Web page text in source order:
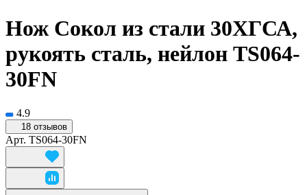
Нож Сокол из стали 30ХГСА,
рукоять сталь, нейлон TS064-
30FN
4.9
18 отзывов
Арт. TS064-30FN